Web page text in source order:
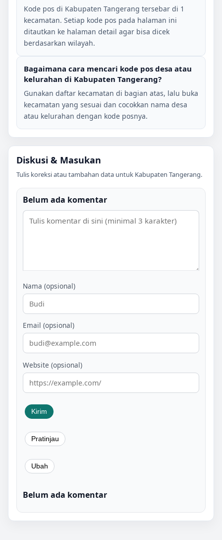
Kode pos di Kabupaten Tangerang tersebar di 1
kecamatan. Setiap kode pos pada halaman ini
ditautkan ke halaman detail agar bisa dicek
berdasarkan wilayah.
Bagaimana cara mencari kode pos desa atau
kelurahan di Kabupaten Tangerang?
Gunakan daftar kecamatan di bagian atas, lalu buka
kecamatan yang sesuai dan cocokkan nama desa
atau kelurahan dengan kode posnya.
Diskusi & Masukan
Tulis koreksi atau tambahan data untuk Kabupaten Tangerang.
Belum ada komentar
Nama (opsional)
Email (opsional)
Website (opsional)
Belum ada komentar